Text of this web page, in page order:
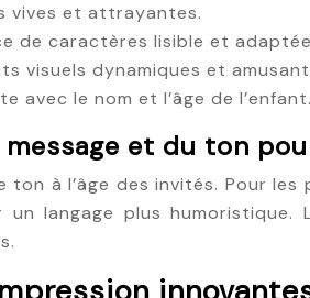
vives et attrayantes.
de caractères lisible et adaptée
visuels dynamiques et
avec le nom et l’âge de l’enfant.
et du ton
ton à l’âge des invités. Pour
langage plus